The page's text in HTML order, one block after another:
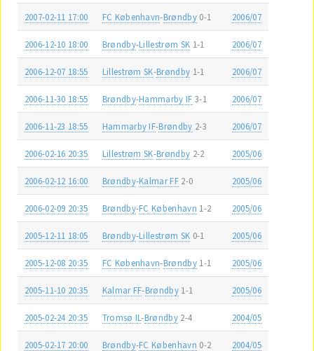
2007-02-11 17:00 FC København-Brøndby 0-1 2006/07
2006-12-10 18:00 Brøndby-Lillestrøm SK 1-1 2006/07
2006-12-07 18:55 Lillestrøm SK-Brøndby 1-1 2006/07
2006-11-30 18:55 Brøndby-Hammarby IF 3-1 2006/07
2006-11-23 18:55 Hammarby IF-Brøndby 2-3 2006/07
2006-02-16 20:35 Lillestrøm SK-Brøndby 2-2 2005/06
2006-02-12 16:00 Brøndby-Kalmar FF 2-0 2005/06
2006-02-09 20:35 Brøndby-FC København 1-2 2005/06
2005-12-11 18:05 Brøndby-Lillestrøm SK 0-1 2005/06
2005-12-08 20:35 FC København-Brøndby 1-1 2005/06
2005-11-10 20:35 Kalmar FF-Brøndby 1-1 2005/06
2005-02-24 20:35 Tromsø IL-Brøndby 2-4 2004/05
2005-02-17 20:00 Brøndby-FC København 0-2 2004/05